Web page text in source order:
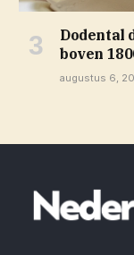
Dodental
boven
augustus 6,